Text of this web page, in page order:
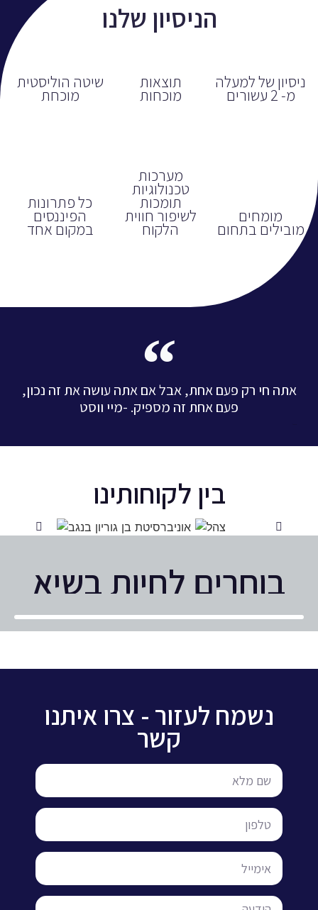
הניסיון שלנו
ניסיון של למעלה
מ- 2 עשורים
תוצאות
מוכחות
שיטה הוליסטית
מוכחת
מומחים
מובילים בתחום
מערכות
טכנולוגיות
תומכות
לשיפור חווית
הלקוח
כל פתרונות
הפיננסים
במקום אחד
אתה חי רק פעם אחת, אבל אם אתה עושה את זה נכון,
פעם אחת זה מספיק. -מיי ווסט
בין לקוחותינו
בוחרים לחיות בשיא
נשמח לעזור - צרו איתנו
קשר